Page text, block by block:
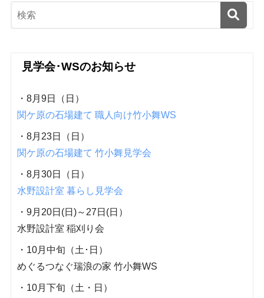
見学会･WSのお知らせ
・8月9日（日）
関ケ原の石場建て 職人向け竹小舞WS
・8月23日（日）
関ケ原の石場建て 竹小舞見学会
・8月30日（日）
水野設計室 暮らし見学会
・9月20日(日)～27日(日）
水野設計室 稲刈り会
・10月中旬（土･日）
めぐるつなぐ瑞浪の家 竹小舞WS
・10月下旬（土・日）